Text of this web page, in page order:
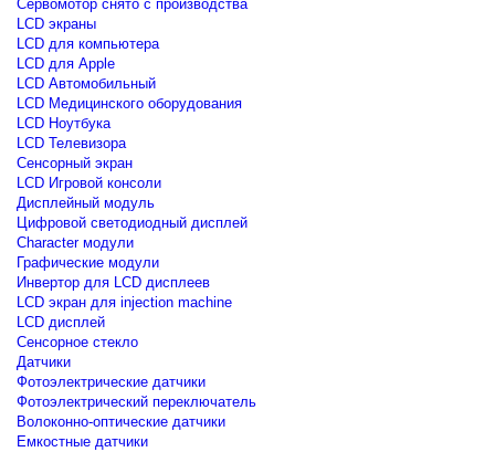
Сервомотор снято с производства
LCD экраны
LCD для компьютера
LCD для Apple
LCD Автомобильный
LCD Медицинского оборудования
LCD Ноутбука
LCD Телевизора
Сенсорный экран
LCD Игровой консоли
Дисплейный модуль
Цифровой светодиодный дисплей
Сharacter модули
Графические модули
Инвертор для LCD дисплеев
LCD экран для injection machine
LCD дисплей
Сенсорное стекло
Датчики
Фотоэлектрические датчики
Фотоэлектрический переключатель
Волоконно-оптические датчики
Емкостные датчики